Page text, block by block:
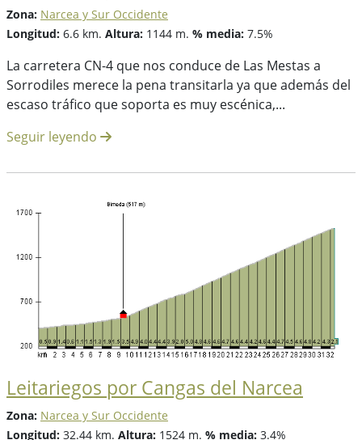
Zona: Narcea y Sur Occidente
Longitud: 6.6 km. Altura: 1144 m. % media: 7.5%
La carretera CN-4 que nos conduce de Las Mestas a
Sorrodiles merece la pena transitarla ya que además del
escaso tráfico que soporta es muy escénica,...
Seguir leyendo
Leitariegos por Cangas del Narcea
Zona: Narcea y Sur Occidente
Longitud: 32.44 km. Altura: 1524 m. % media: 3.4%